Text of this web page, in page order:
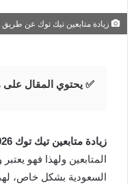
زيادة متابعين تيك توك عن
✅ يحتوي المقال على
زيادة متابعين تيك توك 2026
المتابعين ولهذا فهو
السعودية بشكل خاص،